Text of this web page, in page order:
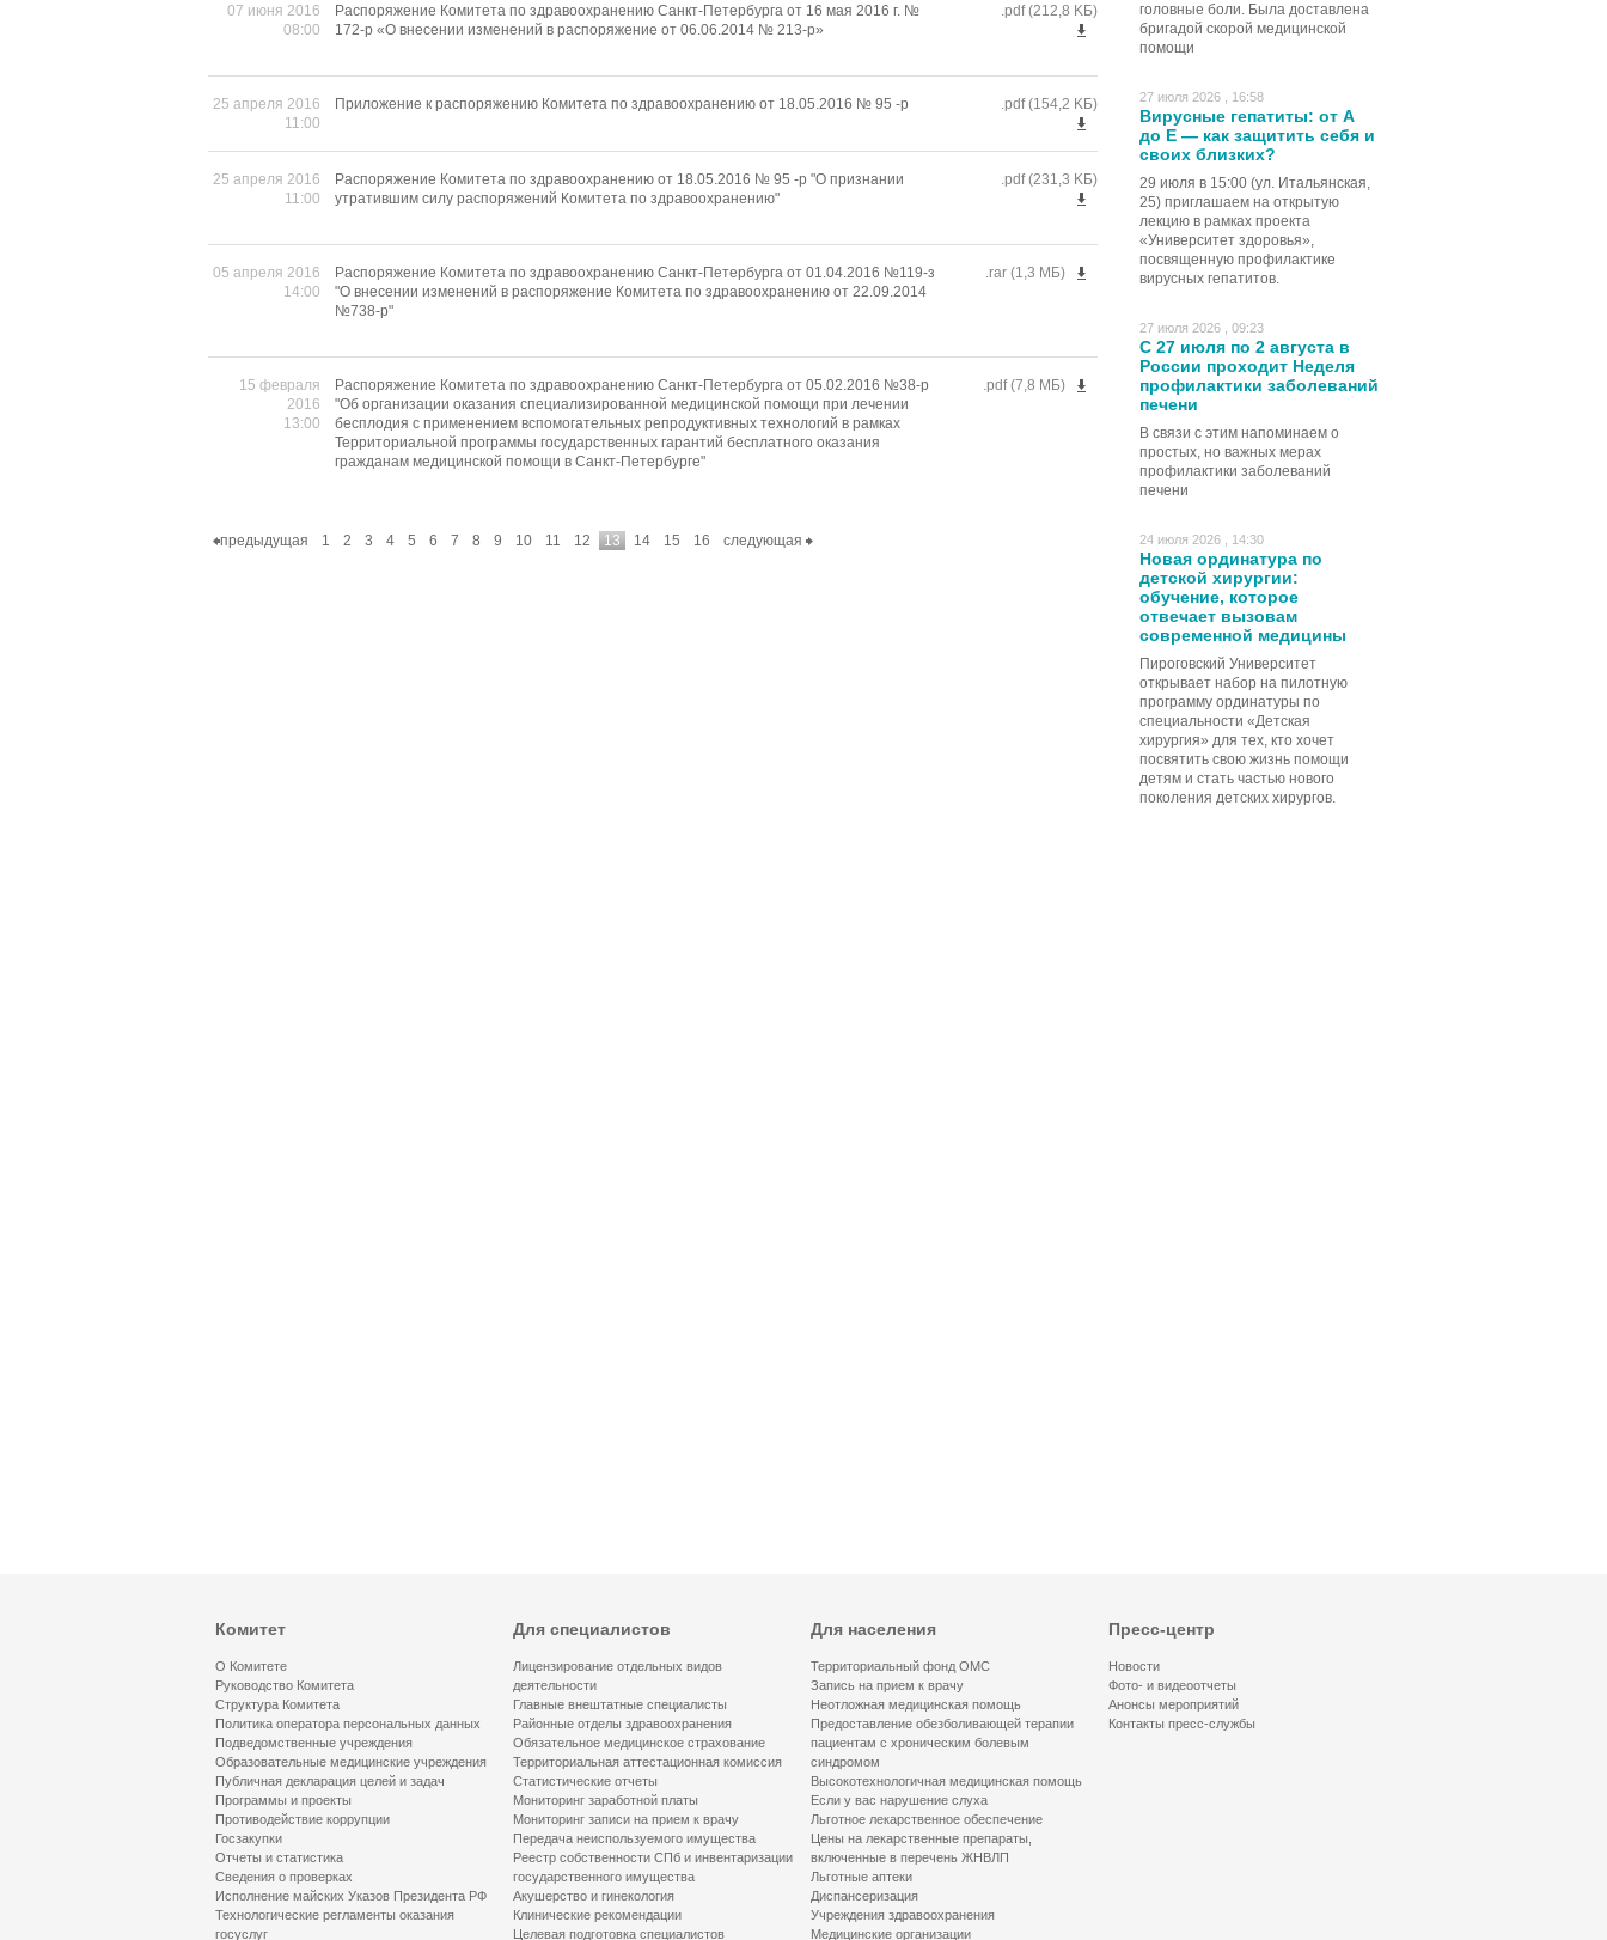
головные боли. Была доставлена
бригадой скорой медицинской
помощи
27 июля 2026 , 16:58
Вирусные гепатиты: от А
до Е — как защитить себя и
своих близких?
29 июля в 15:00 (ул. Итальянская,
25) приглашаем на открытую
лекцию в рамках проекта
«Университет здоровья»,
посвященную профилактике
вирусных гепатитов.
27 июля 2026 , 09:23
С 27 июля по 2 августа в
России проходит Неделя
профилактики заболеваний
печени
В связи с этим напоминаем о
простых, но важных мерах
профилактики заболеваний
печени
24 июля 2026 , 14:30
Новая ординатура по
детской хирургии:
обучение, которое
отвечает вызовам
современной медицины
Пироговский Университет
открывает набор на пилотную
программу ординатуры по
специальности «Детская
хирургия» для тех, кто хочет
посвятить свою жизнь помощи
детям и стать частью нового
поколения детских хирургов.
07 июня 2016
08:00
.pdf (212,8 KБ)
Распоряжение Комитета по здравоохранению Санкт-Петербурга от 16 мая 2016 г. №
172-р «О внесении изменений в распоряжение от 06.06.2014 № 213-р»
25 апреля 2016
11:00
.pdf (154,2 KБ)
Приложение к распоряжению Комитета по здравоохранению от 18.05.2016 № 95 -р
25 апреля 2016
11:00
.pdf (231,3 KБ)
Распоряжение Комитета по здравоохранению от 18.05.2016 № 95 -р "О признании
утратившим силу распоряжений Комитета по здравоохранению"
05 апреля 2016
14:00
.rar (1,3 MБ)
Распоряжение Комитета по здравоохранению Санкт-Петербурга от 01.04.2016 №119-з
"О внесении изменений в распоряжение Комитета по здравоохранению от 22.09.2014
№738-р"
15 февраля
2016
13:00
.pdf (7,8 MБ)
Распоряжение Комитета по здравоохранению Санкт-Петербурга от 05.02.2016 №38-р
"Об организации оказания специализированной медицинской помощи при лечении
бесплодия с применением вспомогательных репродуктивных технологий в рамках
Территориальной программы государственных гарантий бесплатного оказания
гражданам медицинской помощи в Санкт-Петербурге"
предыдущая 1 2 3 4 5 6 7 8 9 10 11 12 13 14 15 16 следующая
Комитет
О Комитете
Руководство Комитета
Структура Комитета
Политика оператора персональных данных
Подведомственные учреждения
Образовательные медицинские учреждения
Публичная декларация целей и задач
Программы и проекты
Противодействие коррупции
Госзакупки
Отчеты и статистика
Сведения о проверках
Исполнение майских Указов Президента РФ
Технологические регламенты оказания
госуслуг
Для специалистов
Лицензирование отдельных видов
деятельности
Главные внештатные специалисты
Районные отделы здравоохранения
Обязательное медицинское страхование
Территориальная аттестационная комиссия
Статистические отчеты
Мониторинг заработной платы
Мониторинг записи на прием к врачу
Передача неиспользуемого имущества
Реестр собственности СПб и инвентаризации
государственного имущества
Акушерство и гинекология
Клинические рекомендации
Целевая подготовка специалистов
Для населения
Территориальный фонд ОМС
Запись на прием к врачу
Неотложная медицинская помощь
Предоставление обезболивающей терапии
пациентам с хроническим болевым
синдромом
Высокотехнологичная медицинская помощь
Если у вас нарушение слуха
Льготное лекарственное обеспечение
Цены на лекарственные препараты,
включенные в перечень ЖНВЛП
Льготные аптеки
Диспансеризация
Учреждения здравоохранения
Медицинские организации
Пресс-центр
Новости
Фото- и видеоотчеты
Анонсы мероприятий
Контакты пресс-службы